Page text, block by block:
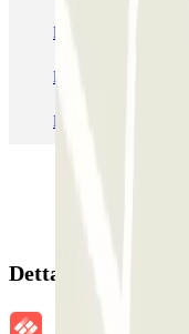
Parcheggio Venezia
Parcheggio Roma
Parcheggio
Dettagli della